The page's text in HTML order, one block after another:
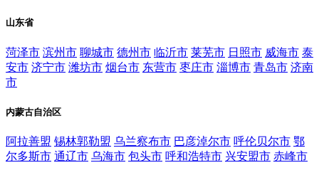
山东省
菏泽市 滨州市 聊城市 德州市 临沂市 莱芜市 日照市 威海市 泰
安市 济宁市 潍坊市 烟台市 东营市 枣庄市 淄博市 青岛市 济南
市
内蒙古自治区
阿拉善盟 锡林郭勒盟 乌兰察布市 巴彦淖尔市 呼伦贝尔市 鄂
尔多斯市 通辽市 乌海市 包头市 呼和浩特市 兴安盟市 赤峰市